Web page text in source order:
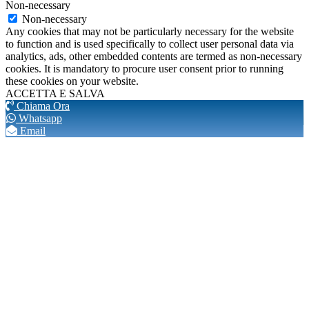
Non-necessary
Non-necessary
Any cookies that may not be particularly necessary for the website
to function and is used specifically to collect user personal data via
analytics, ads, other embedded contents are termed as non-necessary
cookies. It is mandatory to procure user consent prior to running
these cookies on your website.
ACCETTA E SALVA
Chiama Ora
Whatsapp
Email